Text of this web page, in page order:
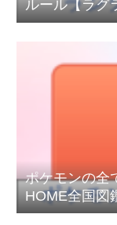
ルール【ラグ
ポケモンの全
HOME全国図